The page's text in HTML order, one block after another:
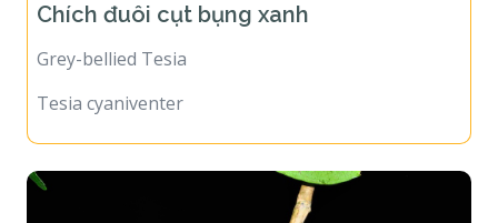
Chích đuôi cụt bụng xanh
Grey-bellied Tesia
Tesia cyaniventer